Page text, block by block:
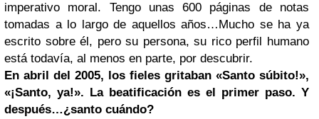
imperativo moral. Tengo unas 600 páginas de notas
tomadas a lo largo de aquellos años…Mucho se ha ya
escrito sobre él, pero su persona, su rico perfil humano
está todavía, al menos en parte, por descubrir.
En abril del 2005, los fieles gritaban «Santo súbito!»,
«¡Santo, ya!». La beatificación es el primer paso. Y
después…¿santo cuándo?